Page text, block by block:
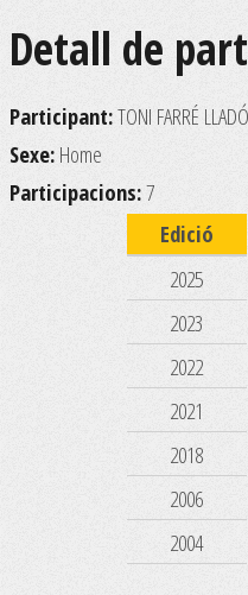
Detall de
Participant:TONI FARRÉ LLADÓ
Sexe: Home
Participacions:7
Edició
2025
2023
2022
2021
2018
2006
2004